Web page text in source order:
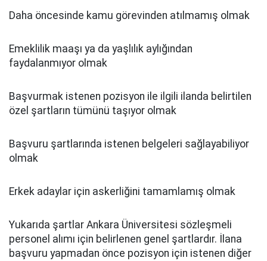
Daha öncesinde kamu görevinden atılmamış olmak
Emeklilik maaşı ya da yaşlılık aylığından
faydalanmıyor olmak
Başvurmak istenen pozisyon ile ilgili ilanda belirtilen
özel şartların tümünü taşıyor olmak
Başvuru şartlarında istenen belgeleri sağlayabiliyor
olmak
Erkek adaylar için askerliğini tamamlamış olmak
Yukarıda şartlar Ankara Üniversitesi sözleşmeli
personel alımı için belirlenen genel şartlardır. İlana
başvuru yapmadan önce pozisyon için istenen diğer